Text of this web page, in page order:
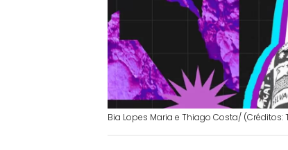
Bia Lopes Maria e Thiago Costa/